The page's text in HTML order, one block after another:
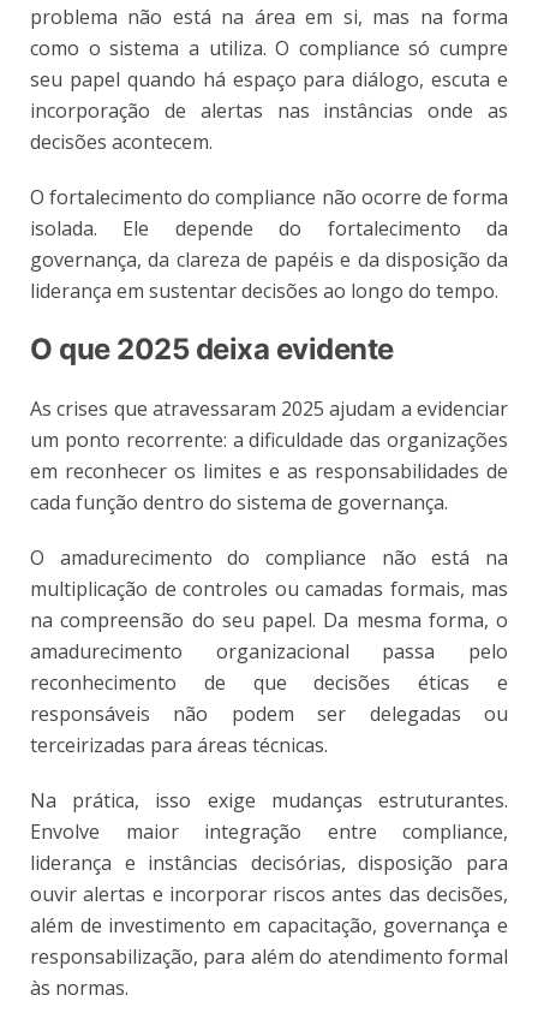
problema não está na área em si, mas na forma
como o sistema a utiliza. O compliance só cumpre
seu papel quando há espaço para diálogo, escuta e
incorporação de alertas nas instâncias onde as
decisões acontecem.
O fortalecimento do compliance não ocorre de forma
isolada. Ele depende do fortalecimento da
governança, da clareza de papéis e da disposição da
liderança em sustentar decisões ao longo do tempo.
O que 2025 deixa evidente
As crises que atravessaram 2025 ajudam a evidenciar
um ponto recorrente: a dificuldade das organizações
em reconhecer os limites e as responsabilidades de
cada função dentro do sistema de governança.
O amadurecimento do compliance não está na
multiplicação de controles ou camadas formais, mas
na compreensão do seu papel. Da mesma forma, o
amadurecimento organizacional passa pelo
reconhecimento de que decisões éticas e
responsáveis não podem ser delegadas ou
terceirizadas para áreas técnicas.
Na prática, isso exige mudanças estruturantes.
Envolve maior integração entre compliance,
liderança e instâncias decisórias, disposição para
ouvir alertas e incorporar riscos antes das decisões,
além de investimento em capacitação, governança e
responsabilização, para além do atendimento formal
às normas.